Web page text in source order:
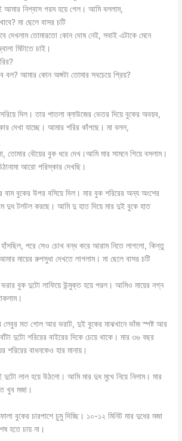
আমার নিশ্বাস গরম হয়ে গেল। আমি বললাম,
মা ছেলে বাসর চটি
দেখলাম তোমারতো কোন দোষ নেই, সবাই এটাকে মেনে
মিটাতে চাই।
আমার কোন অঙ্গটা তোমার সবচেয়ে প্রিয়?
দিল। তার পাতলা ব্লাউজের ভেতর দিয়ে বুকের অবয়ব,
দেখা যাচ্ছে। আমার শরির কাঁপছে। মা বলল,
বৌয়ের বুক ধরে দেখ।আমি মার সামনে গিয়ে বসলাম।
আরো পরিস্কার দেখছি।
বাম বুকের উপর বসিয়ে দিল। মার বুক শরিরের অন্য অংশের
দুধ টলটল করছে। আমি দু হাত দিয়ে মার দুই বুকে হাত
হাঁসছিল, পরে সেও চোখ বন্ধ করে আরাম নিতে লাগলো, কিন্তু
মায়ের রুপসুধা দেখতে লাগলাম। মা ছেলে বাসর চটি
বুক দুটো লাফিয়ে উন্মুক্ত হয়ে পরল। আমিও মায়ের নগ্ন
লেবুর মত গোল আর ভরাট, দুই বুকের মাঝখানে ভাঁজ স্পষ্ট আর
দুটো শরিরের বাইরের দিকে চেয়ে থাকে। মার ৩৬ বছর
শরিরের বাধনকেও হার মানায়।
দুটো লাল হয়ে উঠলো। আমি মার দুধ মুখে নিয়ে নিলাম। মার
খুব মজা।
বুকের চারপাশে চুমু দিচ্ছি। ১০-১২ মিনিট মার দুধের মজা
হতে চায় না।